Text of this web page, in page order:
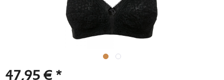
47,95 € *